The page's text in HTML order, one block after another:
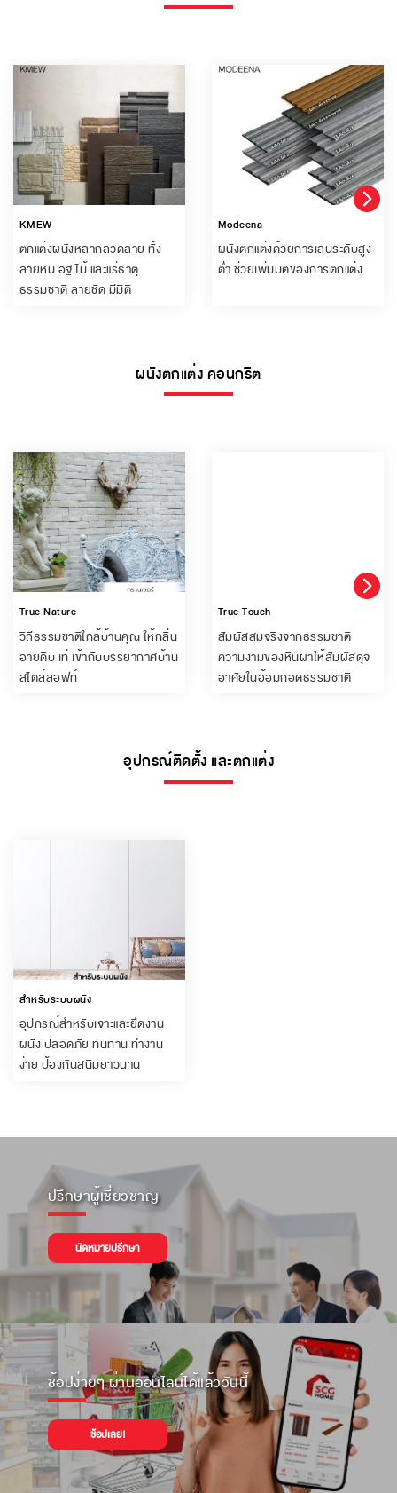
KMEW
ตกแต่งผนังหลากลวดลาย ทั้ง
ลายหิน อิฐ ไม้ และแร่ธาตุ
ธรรมชาติ ลายชัด มีมิติ
Modeena
ผนังตกแต่งด้วยการเล่นระดับสูง
ต่ำ ช่วยเพิ่มมิติของการตกแต่ง
ผนังตกแต่ง คอนกรีต
True Nature
วิถีธรรมชาติใกล้บ้านคุณ ให้กลิ่น
อายดิบ เท่ เข้ากับบรรยากาศบ้าน
สไตล์ลอฟท์
True Touch
สัมผัสสมจริงจากธรรมชาติ
ความงามของหินผาให้สัมผัสดุจ
อาศัยในอ้อมกอดธรรมชาติ
อุปกรณ์ติดตั้ง และตกแต่ง
สำหรับระบบผนัง
อุปกรณ์สำหรับเจาะและยึดงาน
ผนัง ปลอดภัย ทนทาน ทำงาน
ง่าย ป้องกันสนิมยาวนาน
ปรึกษาผู้เชี่ยวชาญ
นัดหมายปรึกษา
ช้อปง่ายๆ ผ่านออนไลน์ได้แล้ววันนี้
ช้อปเลย!